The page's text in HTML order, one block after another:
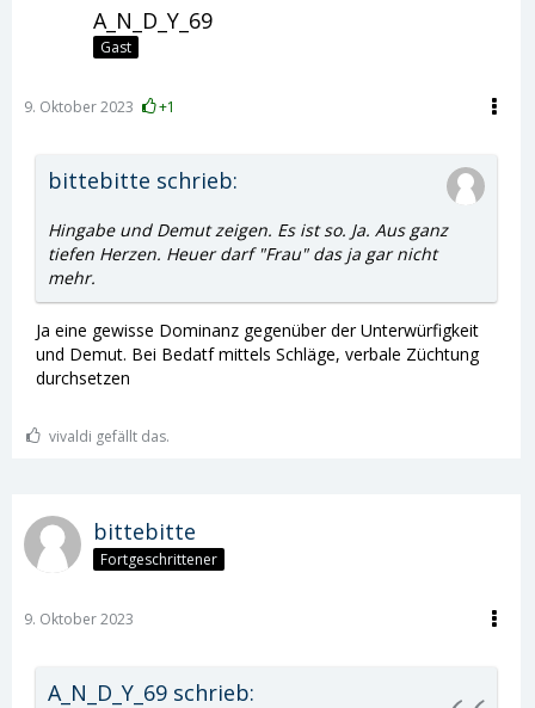
A_N_D_Y_69
Gast
9. Oktober 2023 +1
bittebitte schrieb:
Hingabe und Demut zeigen. Es ist so. Ja. Aus ganz
tiefen Herzen. Heuer darf "Frau" das ja gar nicht
mehr.
Ja eine gewisse Dominanz gegenüber der Unterwürfigkeit
und Demut. Bei Bedatf mittels Schläge, verbale Züchtung
durchsetzen
vivaldi gefällt das.
bittebitte
Fortgeschrittener
9. Oktober 2023
A_N_D_Y_69 schrieb: